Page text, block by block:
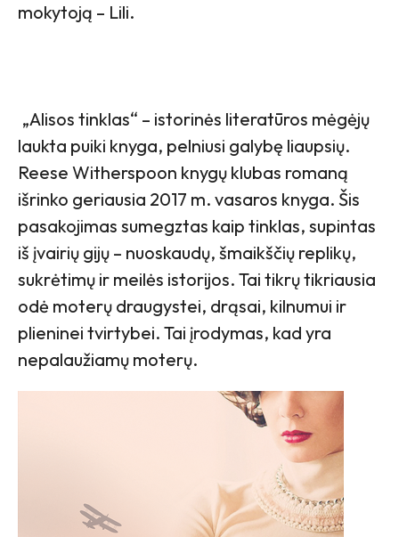
mokytoją – Lili.
„Alisos tinklas“ – istorinės literatūros mėgėjų
laukta puiki knyga, pelniusi galybę liaupsių.
Reese Witherspoon knygų klubas romaną
išrinko geriausia 2017 m. vasaros knyga. Šis
pasakojimas sumegztas kaip tinklas, supintas
iš įvairių gijų – nuoskaudų, šmaikščių replikų,
sukrėtimų ir meilės istorijos. Tai tikrų tikriausia
odė moterų draugystei, drąsai, kilnumui ir
plieninei tvirtybei. Tai įrodymas, kad yra
nepalaužiamų moterų.